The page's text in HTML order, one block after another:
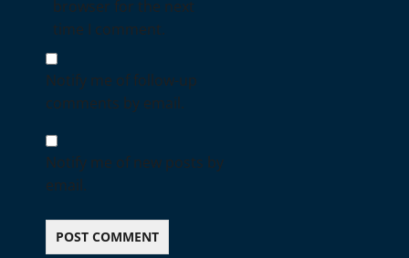
browser for the next
time I comment.
Notify me of follow-up
comments by email.
Notify me of new posts by
email.